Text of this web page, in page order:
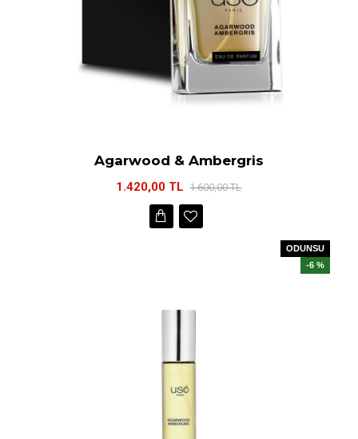
Agarwood & Ambergris
1.420,00 TL 1.600,00 TL
ODUNSU
-6 %